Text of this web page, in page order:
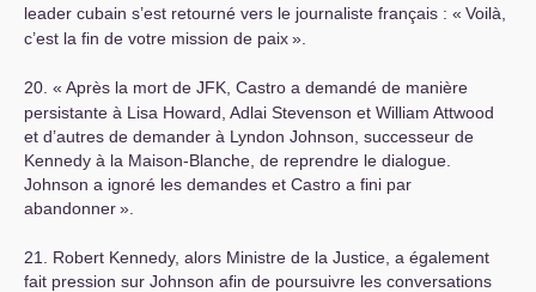
leader cubain s’est retourné vers le journaliste français : « Voilà,
c’est la fin de votre mission de paix».
20. « Après la mort de JFK , Castro a demandé de manière
persistante à Lisa Howard, Adlai Stevenson et William Attwood
et d’autres de demander à Lyndon Johnson, successeur de
Kennedy à la Maison-Blanche, de reprendre le dialogue.
Johnson a ignoré les demandes et Castro a fini par
abandonner».
21. Robert Kennedy, alors Ministre de la Justice, a également
fait pression sur Johnson afin de poursuivre les conversations